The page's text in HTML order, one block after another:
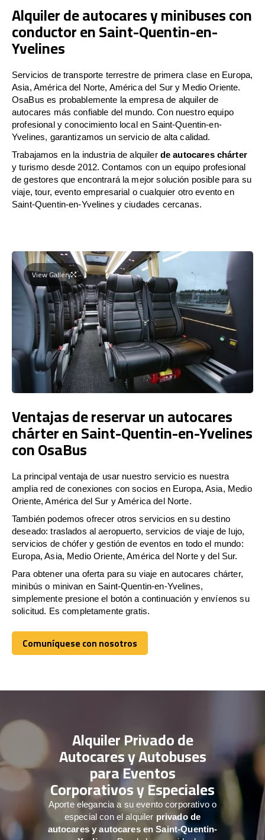
Alquiler de autocares y minibuses con
conductor en Saint-Quentin-en-
Yvelines
Servicios de transporte terrestre de primera clase en Europa,
Asia, América del Norte, América del Sur y Medio Oriente.
OsaBus es probablemente la empresa de alquiler de
autocares más confiable del mundo. Con nuestro equipo
profesional y conocimiento local en Saint-Quentin-en-
Yvelines, garantizamos un servicio de alta calidad.
Trabajamos en la industria de alquiler de autocares chárter
y turismo desde 2012. Contamos con un equipo profesional
de gestores que encontrará la mejor solución posible para su
viaje, tour, evento empresarial o cualquier otro evento en
Saint-Quentin-en-Yvelines y ciudades cercanas.
View Gallery
Ventajas de reservar un autocares
chárter en Saint-Quentin-en-Yvelines
con OsaBus
La principal ventaja de usar nuestro servicio es nuestra
amplia red de conexiones con socios en Europa, Asia, Medio
Oriente, América del Sur y América del Norte.
También podemos ofrecer otros servicios en su destino
deseado: traslados al aeropuerto, servicios de viaje de lujo,
servicios de chófer y gestión de eventos en todo el mundo:
Europa, Asia, Medio Oriente, América del Norte y del Sur.
Para obtener una oferta para su viaje en autocares chárter,
minibús o minivan en Saint-Quentin-en-Yvelines,
simplemente presione el botón a continuación y envíenos su
solicitud. Es completamente gratis.
Comuníquese con nosotros
Comuníquese con nosotros
Alquiler Privado de
Autocares y Autobuses
para Eventos
Corporativos y Especiales
Aporte elegancia a su evento corporativo o
especial con el alquiler privado de
autocares y autocares en Saint-Quentin-